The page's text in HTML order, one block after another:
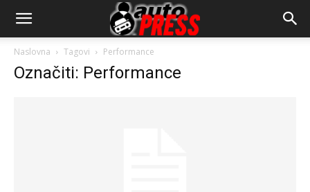
AutopressHR
Naslovna Tagovi Performance
Označiti: Performance